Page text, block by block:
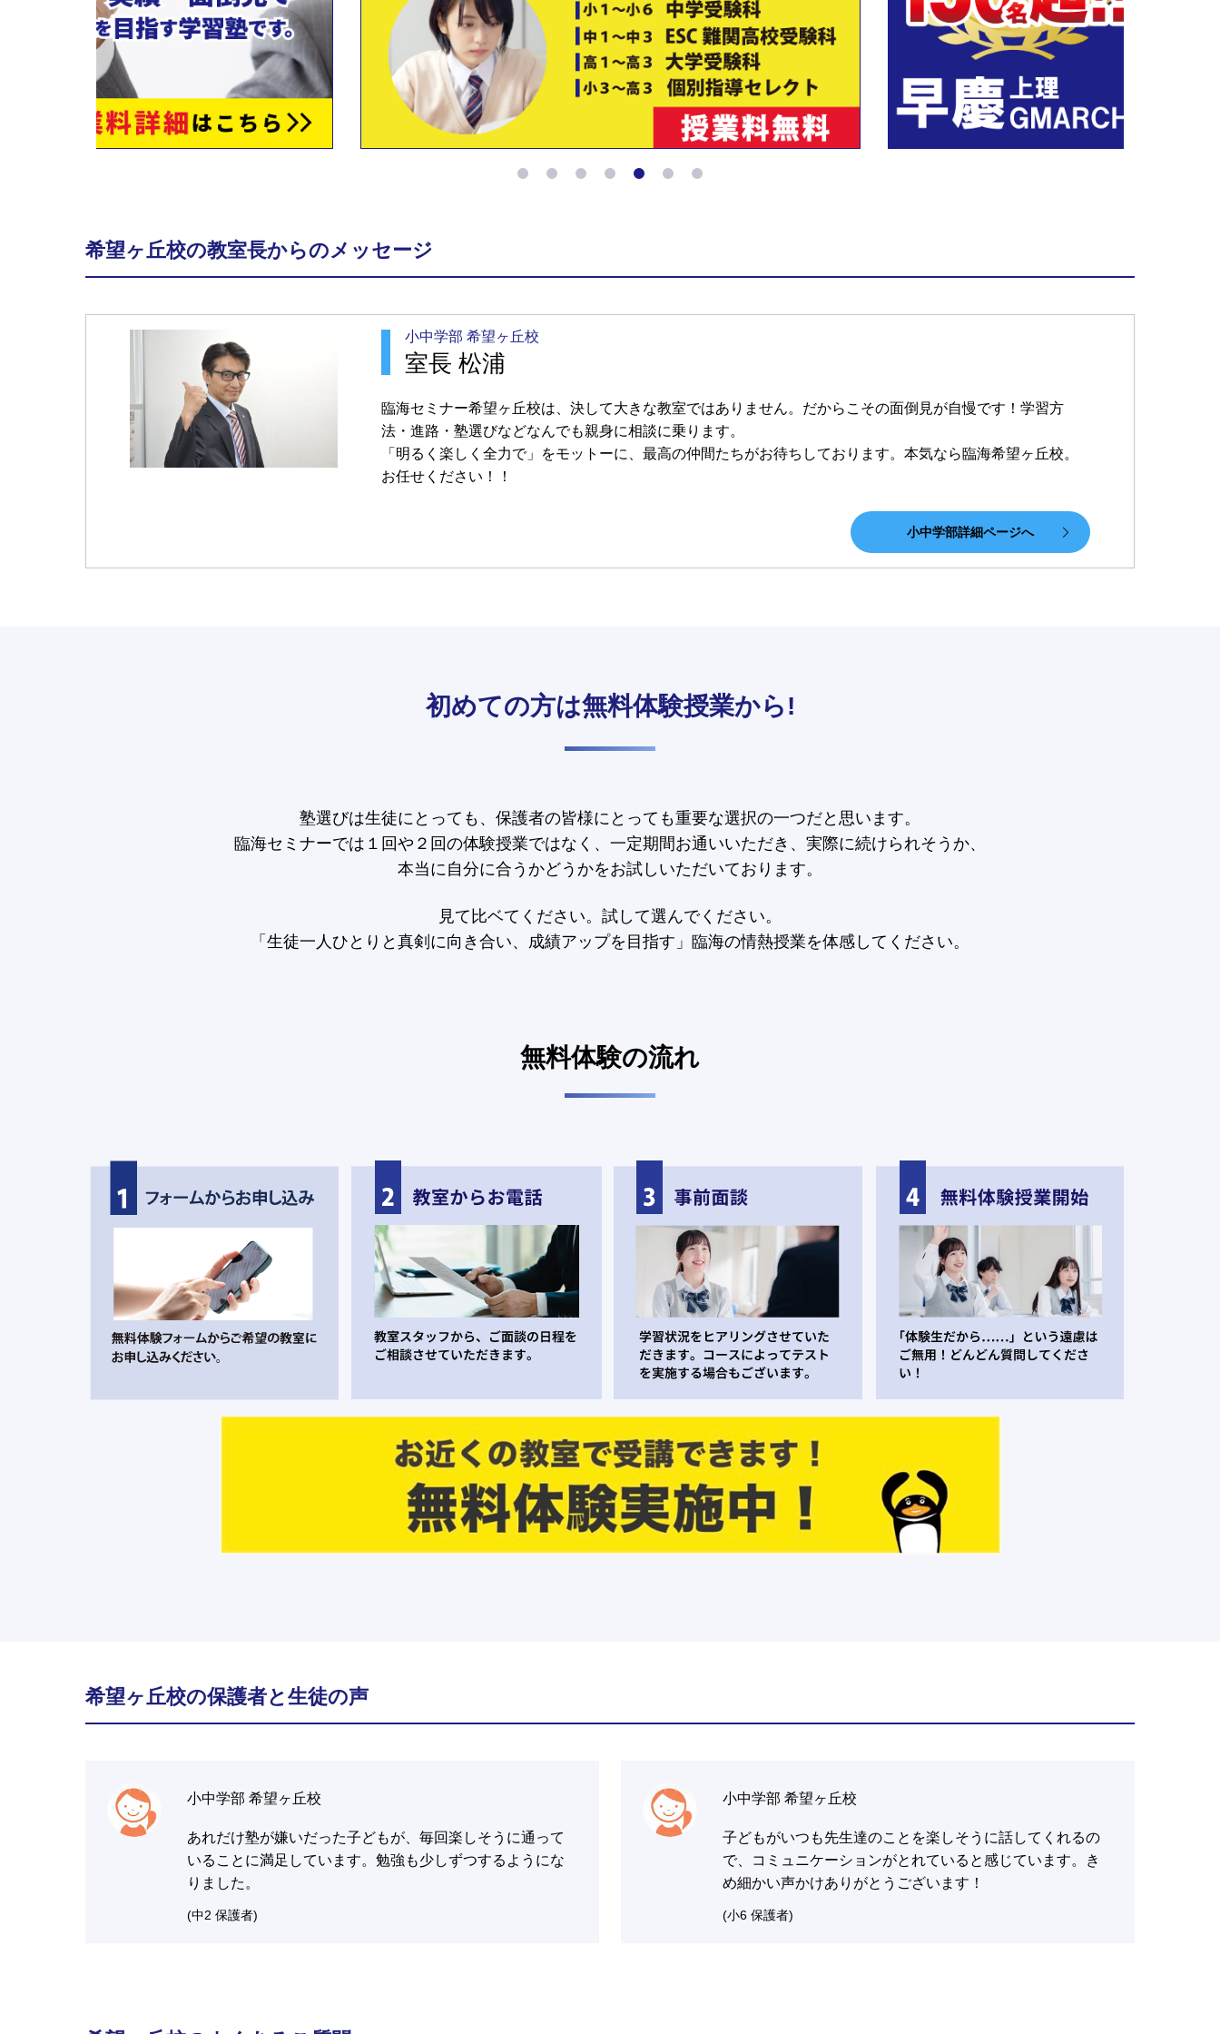
希望ヶ丘校の教室長からのメッセージ
小中学部 希望ヶ丘校
室長 松浦
臨海セミナー希望ヶ丘校は、決して大きな教室ではありません。だからこその面倒見が自慢です！学習方
法・進路・塾選びなどなんでも親身に相談に乗ります。
「明るく楽しく全力で」をモットーに、最高の仲間たちがお待ちしております。本気なら臨海希望ヶ丘校。
お任せください！！
小中学部詳細ページへ
初めての方は無料体験授業から!
塾選びは生徒にとっても、保護者の皆様にとっても重要な選択の一つだと思います。
臨海セミナーでは１回や２回の体験授業ではなく、一定期間お通いいただき、実際に続けられそうか、
本当に自分に合うかどうかをお試しいただいております。
見て比ベてください。試して選んでください。
「生徒一人ひとりと真剣に向き合い、成績アップを目指す」臨海の情熱授業を体感してください。
無料体験の流れ
希望ヶ丘校の保護者と生徒の声
小中学部 希望ヶ丘校
あれだけ塾が嫌いだった子どもが、毎回楽しそうに通って
いることに満足しています。勉強も少しずつするようにな
りました。
(中2 保護者)
小中学部 希望ヶ丘校
子どもがいつも先生達のことを楽しそうに話してくれるの
で、コミュニケーションがとれていると感じています。き
め細かい声かけありがとうございます！
(小6 保護者)